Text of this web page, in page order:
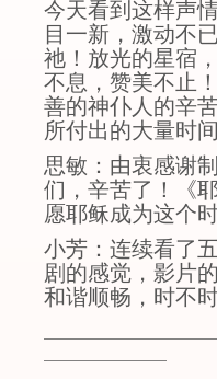
今天看到这样声
目一新，激动不
祂！放光的星宿
不息，赞美不止
善的神仆人的辛
所付出的大量时
思敏：由衷感谢
们，辛苦了！《
愿耶稣成为这个
小芳：连续看了
剧的感觉，影片
和谐顺畅，时不